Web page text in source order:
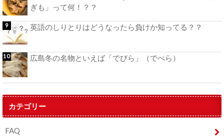
ぎも」って何！？？
英語のしりとりはどうなったら負けか知ってる？？
広島冬の名物といえば「でびら」（でべら）
カテゴリー
FAQ